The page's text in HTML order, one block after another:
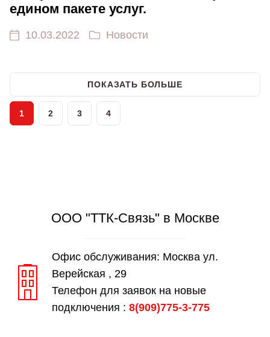
едином пакете услуг.
10.03.2022 Новости
ПОКАЗАТЬ БОЛЬШЕ
1 2 3 4
ООО "ТТК-Связь" в Москве
Офис обслуживания: Москва ул.
Верейская , 29
Телефон для заявок на новые
подключения : 8(909)775-3-775